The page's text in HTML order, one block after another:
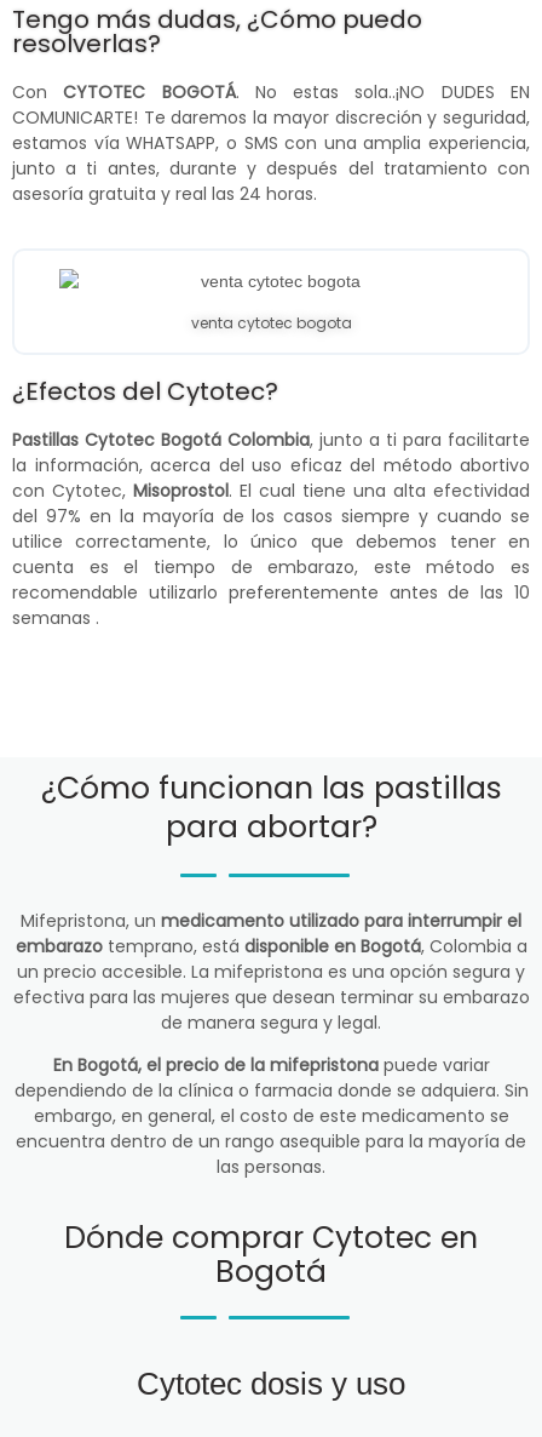
Tengo más dudas, ¿Cómo puedo
resolverlas?
ConCYTOTEC BOGOTÁ. No estas sola..¡NO DUDES EN
COMUNICARTE! Te daremos la mayor discreción y seguridad,
estamos vía WHATSAPP, o SMS con una amplia experiencia,
junto a ti antes, durante y después del tratamiento con
asesoría gratuita y real las 24 horas.
venta cytotec bogota
¿Efectos del Cytotec?
Pastillas Cytotec Bogotá Colombia, junto a ti para facilitarte
la información, acerca del uso eficaz del método abortivo
con Cytotec, Misoprostol. El cual tiene una alta efectividad
del 97% en la mayoría de los casos siempre y cuando se
utilice correctamente, lo único que debemos tener en
cuenta es el tiempo de embarazo, este método es
recomendable utilizarlo preferentemente antes de las 10
semanas .
¿Cómo funcionan las pastillas
para abortar?
Mifepristona, un medicamento utilizado para interrumpir el
embarazotemprano, está disponible en Bogotá, Colombia a
un precio accesible. La mifepristona es una opción segura y
efectiva para las mujeres que desean terminar su embarazo
de manera segura y legal.
En Bogotá, el precio de la mifepristonapuede variar
dependiendo de la clínica o farmacia donde se adquiera. Sin
embargo, en general, el costo de este medicamento se
encuentra dentro de un rango asequible para la mayoría de
las personas.
Dónde comprar Cytotec en
Bogotá
Cytotec dosis y uso